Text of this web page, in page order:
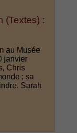
(Textes) :
au Musée
janvier
Chris
; sa
Sarah